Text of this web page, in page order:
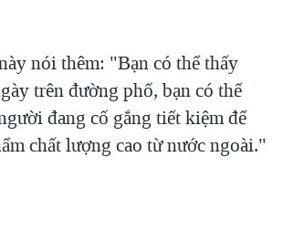
nói thêm: "Bạn có thể thấy
trên đường phố, bạn có thể
đang cố gắng tiết kiệm để
chất lượng cao từ nước ngoài."